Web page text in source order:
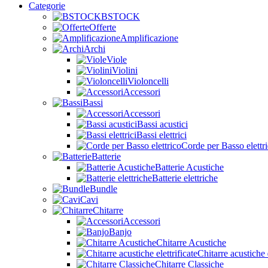
Categorie
BSTOCK
Offerte
Amplificazione
Archi
Viole
Violini
Violoncelli
Accessori
Bassi
Accessori
Bassi acustici
Bassi elettrici
Corde per Basso
Batterie
Batterie Acustiche
Batterie elettriche
Bundle
Cavi
Chitarre
Accessori
Banjo
Chitarre Acustiche
Chitarre acustiche
Chitarre Classiche